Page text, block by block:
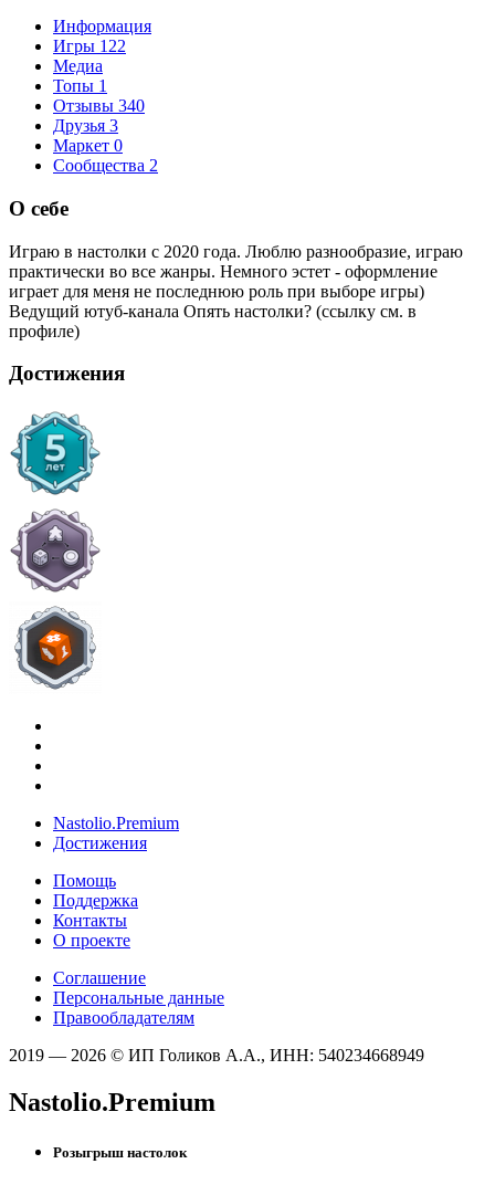
Информация
Игры 122
Медиа
Топы 1
Отзывы 340
Друзья 3
Маркет 0
Сообщества 2
О себе
Играю в настолки с 2020 года. Люблю разнообразие, играю
практически во все жанры. Немного эстет - оформление
играет для меня не последнюю роль при выборе игры)
Ведущий ютуб-канала Опять настолки? (ссылку см. в
профиле)
Достижения
Nastolio.Premium
Достижения
Помощь
Поддержка
Контакты
О проекте
Соглашение
Персональные данные
Правообладателям
2019 — 2026 © ИП Голиков А.А., ИНН: 540234668949
Nastolio.Premium
Розыгрыш настолок